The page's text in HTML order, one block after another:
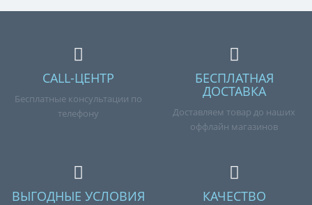
CALL-ЦЕНТР
Бесплатные консультации по
телефону
БЕСПЛАТНАЯ
ДОСТАВКА
Доставляем товар до наших
оффлайн магазинов
ВЫГОДНЫЕ УСЛОВИЯ КАЧЕСТВО